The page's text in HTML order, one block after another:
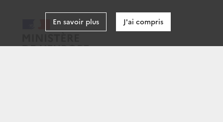
En savoir plus J'ai compris